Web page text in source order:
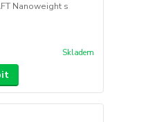
Nanoweight s
Skladem